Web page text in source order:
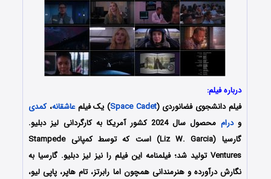
درباره فیلم:
فیلم دانشجوی فضانوردی (Space Cadet) یک فیلمعاشقانه،کمدی
ودرام
محصول سال 2024 کشور آمریکا به کارگردانی لیز دبلیو.
گارسیا (Liz W. Garcia) است که توسط کمپانی‌ Stampede
Ventures تولید شد؛ فیلمنامه این فیلم را نیز لیز دبلیو. گارسیا به
نگارش درآورده و هنرمندانی همچون اما رابرتز، تام هاپر، پاپی لیو،